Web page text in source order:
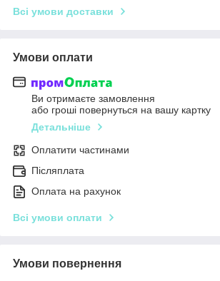
Всі умови доставки
Умови оплати
Ви отримаєте замовлення
або гроші повернуться на вашу картку
Детальніше
Оплатити частинами
Післяплата
Оплата на рахунок
Всі умови оплати
Умови повернення